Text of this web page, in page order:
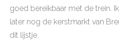
goed bereikbaar met de trein.
later nog de kerstmarkt van
dit lijstje.